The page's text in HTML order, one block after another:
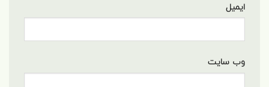
ایمیل
وب‌ سایت